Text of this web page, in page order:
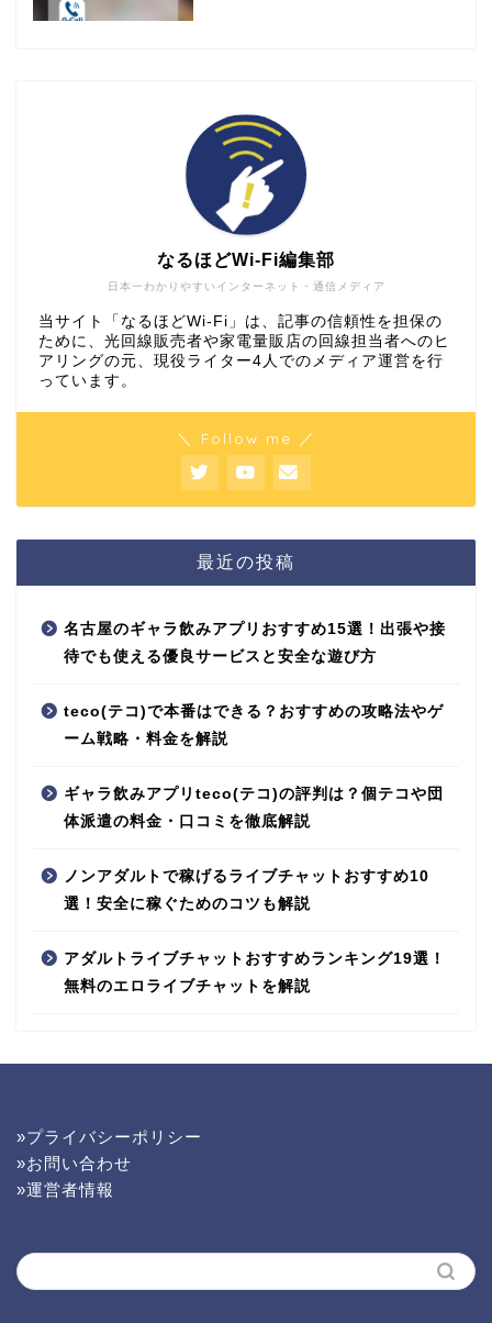
日本一わかりやすいインターネット・通信メディア
なるほどWi-Fi編集部
当サイト「なるほどWi-Fi」は、記事の信頼性を担保の
ために、光回線販売者や家電量販店の回線担当者へのヒ
アリングの元、現役ライター4人でのメディア運営を行
っています。
＼ Follow me ／
最近の投稿
名古屋のギャラ飲みアプリおすすめ15選！出張や接
待でも使える優良サービスと安全な遊び方
teco(テコ)で本番はできる？おすすめの攻略法やゲ
ーム戦略・料金を解説
ギャラ飲みアプリteco(テコ)の評判は？個テコや団
体派遣の料金・口コミを徹底解説
ノンアダルトで稼げるライブチャットおすすめ10
選！安全に稼ぐためのコツも解説
アダルトライブチャットおすすめランキング19選！
無料のエロライブチャットを解説
»プライバシーポリシー
»お問い合わせ
»運営者情報